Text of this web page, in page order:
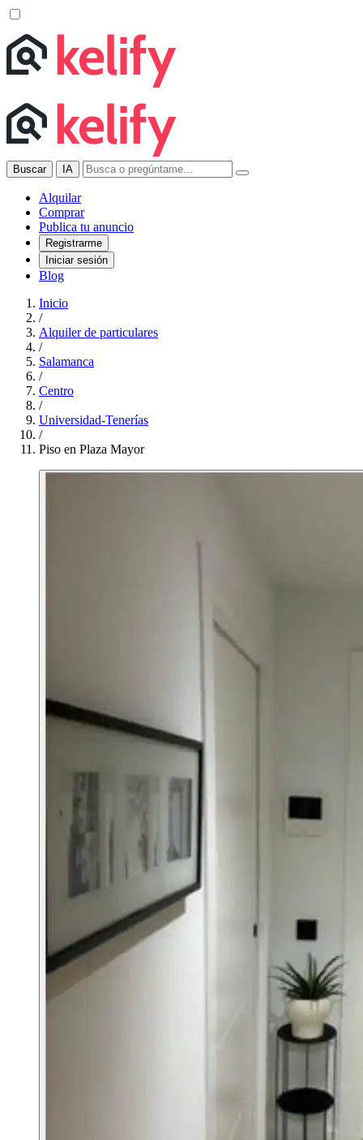
Buscar IA
Alquilar
Comprar
Publica tu anuncio
Registrarme
Iniciar sesión
Blog
Inicio
/
Alquiler de particulares
/
Salamanca
/
Centro
/
Universidad-Tenerías
/
Piso en Plaza Mayor